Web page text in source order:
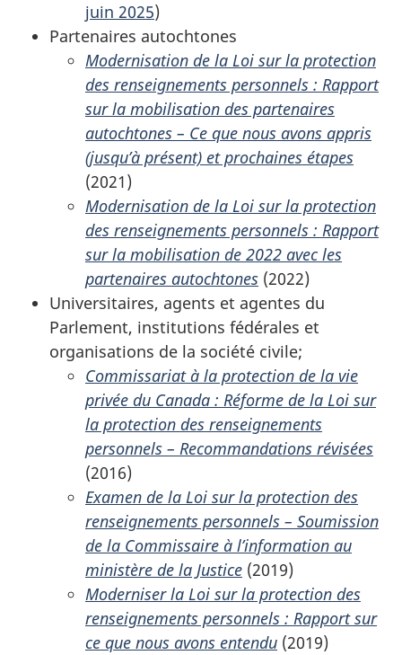
juin 2025)
Partenaires autochtones
Modernisation de la Loi sur la protection
des renseignements personnels : Rapport
sur la mobilisation des partenaires
autochtones – Ce que nous avons appris
(jusqu’à présent) et prochaines étapes
(2021)
Modernisation de la Loi sur la protection
des renseignements personnels : Rapport
sur la mobilisation de 2022 avec les
partenaires autochtones (2022)
Universitaires, agents et agentes du
Parlement, institutions fédérales et
organisations de la société civile;
Commissariat à la protection de la vie
privée du Canada : Réforme de la Loi sur
la protection des renseignements
personnels – Recommandations révisées
(2016)
Examen de la Loi sur la protection des
renseignements personnels – Soumission
de la Commissaire à l’information au
ministère de la Justice (2019)
Moderniser la Loi sur la protection des
renseignements personnels : Rapport sur
ce que nous avons entendu (2019)